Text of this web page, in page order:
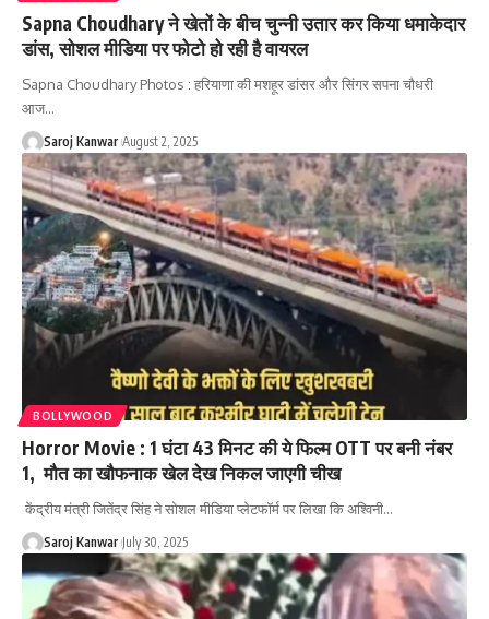
Sapna Choudhary ने खेतों के बीच चुन्नी उतार कर किया धमाकेदार
डांस, सोशल मीडिया पर फोटो हो रही है वायरल
Sapna Choudhary Photos : हरियाणा की मशहूर डांसर और सिंगर सपना चौधरी
आज…
Saroj Kanwar August 2, 2025
BOLLYWOOD
Horror Movie : 1 घंटा 43 मिनट की ये फिल्म OTT पर बनी नंबर
1, मौत का खौफनाक खेल देख निकल जाएगी चीख
केंद्रीय मंत्री जितेंद्र सिंह ने सोशल मीडिया प्लेटफॉर्म पर लिखा कि अश्विनी…
Saroj Kanwar July 30, 2025